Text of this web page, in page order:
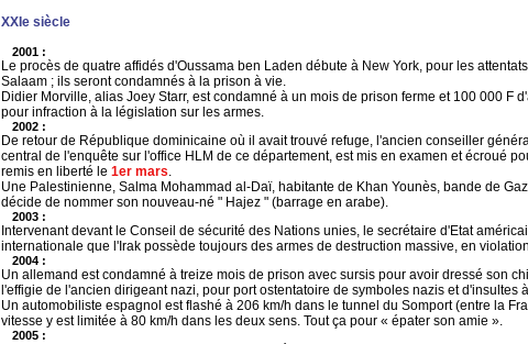
XXIe siècle
2001 :
Le procès de quatre affidés d'Oussama ben Laden débute à New York, pour les
Salaam ; ils seront condamnés à la prison à vie.
Didier Morville, alias Joey Starr, est condamné à un mois de prison ferme et 100 000 F
pour infraction à la législation sur les armes.
2002 :
De retour de République dominicaine où il avait trouvé refuge, l'ancien conseiller
central de l'enquête sur l'office HLM de ce département, est mis en examen et écroué
remis en liberté le 1er mars
Une Palestinienne, Salma Mohammad al-Daï, habitante de Khan Younès, bande de
décide de nommer son nouveau-né " Hajez " (barrage en arabe).
2003 :
Intervenant devant le Conseil de sécurité des Nations unies, le secrétaire d'Etat
internationale que l'Irak possède toujours des armes de destruction massive, en
2004 :
Un allemand est condamné à treize mois de prison avec sursis pour avoir dressé son
l'effigie de l'ancien dirigeant nazi, pour port ostentatoire de symboles nazis et d'insultes
Un automobiliste espagnol est flashé à 206 km/h dans le tunnel du Somport (entre la
vitesse y est limitée à 80 km/h dans les deux sens. Tout ça pour « épater son amie ».
2005 :